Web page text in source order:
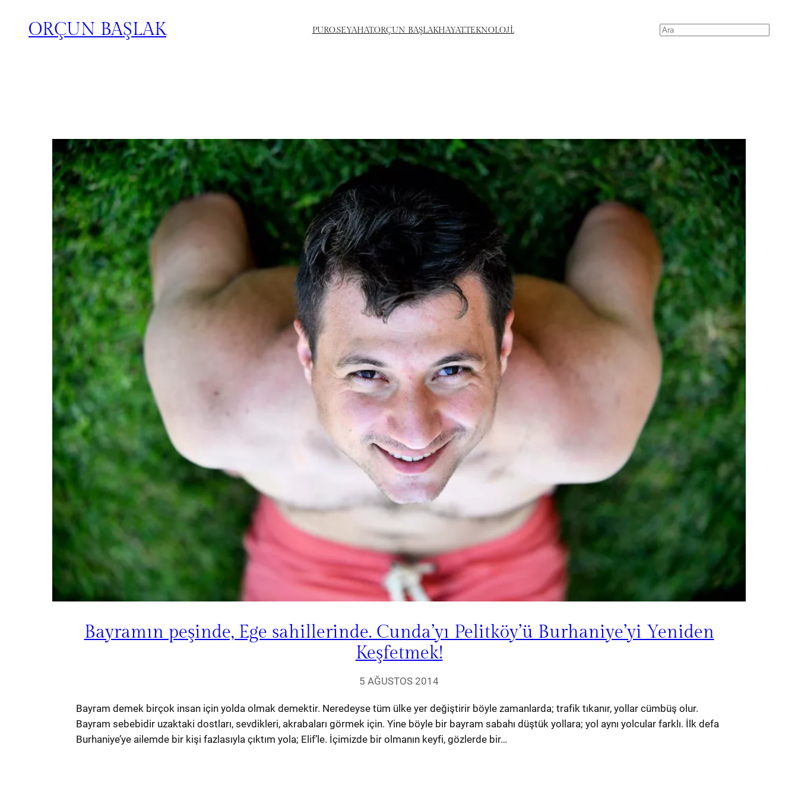
ORÇUN BAŞLAK PURO.SEYAHAT.ORÇUN BAŞLAKHAYAT.TEKNOLOJİ. Search
Bayramın peşinde, Ege sahillerinde. Cunda’yı Pelitköy’ü Burhaniye’yi Yeniden
Keşfetmek!
5 AĞUSTOS 2014
Bayram demek birçok insan için yolda olmak demektir. Neredeyse tüm ülke yer değiştirir böyle zamanlarda; trafik tıkanır, yollar cümbüş olur.
Bayram sebebidir uzaktaki dostları, sevdikleri, akrabaları görmek için. Yine böyle bir bayram sabahı düştük yollara; yol aynı yolcular farklı. İlk defa
Burhaniye’ye ailemde bir kişi fazlasıyla çıktım yola; Elif’le. İçimizde bir olmanın keyfi, gözlerde bir…